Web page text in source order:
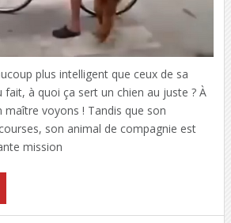
plus intelligent que ceux de sa
fait, à quoi ça sert un chien au juste ? À
maître voyons ! Tandis que son
son animal de compagnie est
mission